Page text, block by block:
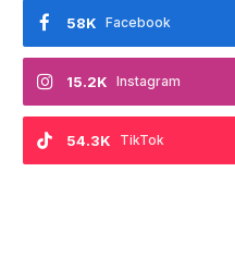
Facebook
58K
Instagram
15.2K
TikTok
54.3K